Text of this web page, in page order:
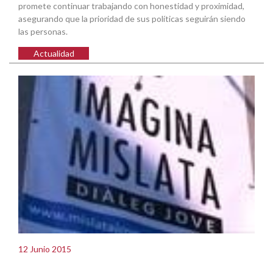
promete continuar trabajando con honestidad y proximidad,
asegurando que la prioridad de sus políticas seguirán siendo
las personas.
Actualidad
12 Junio 2015